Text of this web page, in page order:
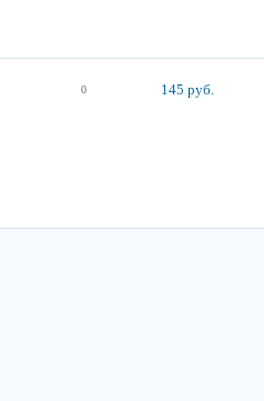
0 145 руб.